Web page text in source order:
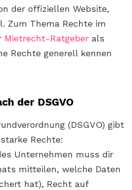
der offiziellen Website,
Zum Thema Rechte im
Mietrecht-Ratgeber als
Rechte generell kennen
der DSGVO
(DSGVO) gibt
Rechte:
Unternehmen muss dir
mitteilen, welche Daten
hat), Recht auf